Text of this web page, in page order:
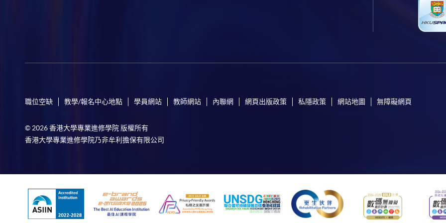
職位空缺 教學/報名中心地點 學員網站 教師網站 內聯網 網頁出版政策 私隱政策 網站地圖 無障礙網頁
© 2026 香港大學專業進修學院 版權所有
香港大學專業進修學院乃非牟利擔保有限公司